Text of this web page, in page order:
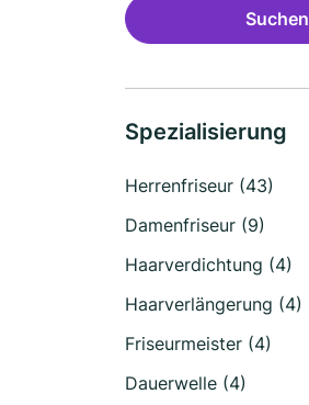
Suchen
Spezialisierung
Herrenfriseur (43)
Damenfriseur (9)
Haarverdichtung (4)
Haarverlängerung (4)
Friseurmeister (4)
Dauerwelle (4)